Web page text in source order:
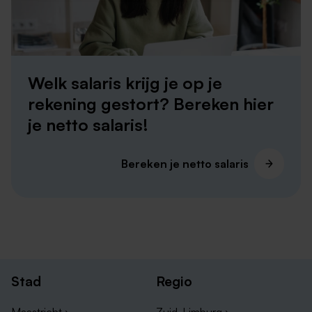
organisaties die regelmatig parttime vacatures in
Heerlen hebben openstaan:
Vacatures Zuyderland
Vacatures Leger des Heils
Vacatures Sevagram
Vacatures Van Melik Food Groep
Welk salaris krijg je op je
rekening gestort? Bereken hier
je netto salaris!
Bereken je netto salaris
Stad Regio